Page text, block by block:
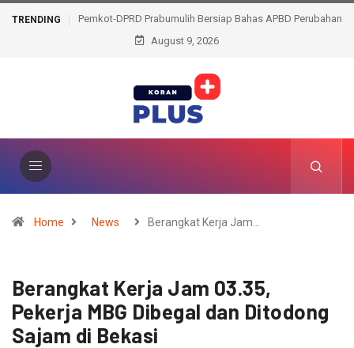
TRENDING
Pemkot-DPRD Prabumulih Bersiap Bahas APBD Perubahan
2026
August 9, 2026
Home News Berangkat Kerja Jam…
Berangkat Kerja Jam 03.35,
Pekerja MBG Dibegal dan Ditodong
Sajam di Bekasi